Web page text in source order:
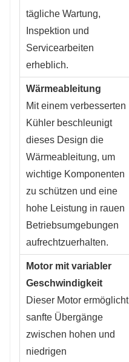
tägliche Wartung,
Inspektion und
Servicearbeiten
erheblich.
Wärmeableitung
Mit einem verbesserten
Kühler beschleunigt
dieses Design die
Wärmeableitung, um
wichtige Komponenten
zu schützen und eine
hohe Leistung in rauen
Betriebsumgebungen
aufrechtzuerhalten.
Motor mit variabler
Geschwindigkeit
Dieser Motor ermöglicht
sanfte Übergänge
zwischen hohen und
niedrigen